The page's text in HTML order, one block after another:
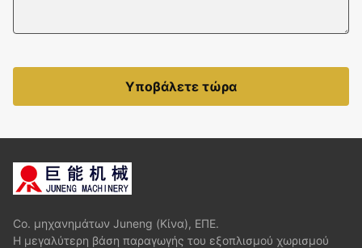
Υποβάλετε τώρα
Co. μηχανημάτων Juneng (Κίνα), ΕΠΕ.
Η μεγαλύτερη βάση παραγωγής του εξοπλισμού χωρισμού